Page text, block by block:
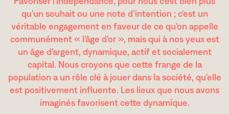
qu'un souhait ou une note d’intention ; c'est un
véritable engagement en faveur de ce qu'on appelle
communément « l'âge d'or », mais qui à nos yeux est
un âge d'argent, dynamique, actif et socialement
capital. Nous croyons que cette frange de la
population a un rôle clé à jouer dans la société, qu'elle
est positivement influente. Les lieux que nous avons
imaginés favorisent cette dynamique.